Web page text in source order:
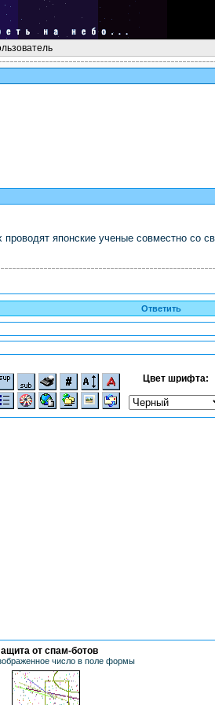
японские ученые совместно со
Ответить
Цвет шрифта:
от спам-ботов
число в поле формы